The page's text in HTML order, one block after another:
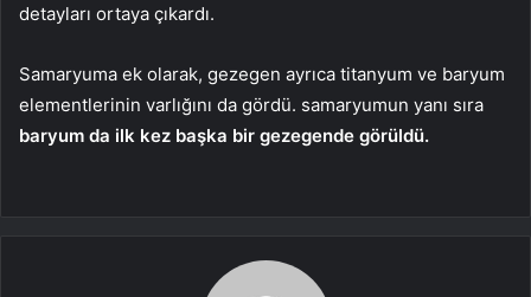
detayları ortaya çıkardı.
Samaryuma ek olarak, gezegen ayrıca titanyum ve baryum
elementlerinin varlığını da gördü. samaryumun yanı sıra
baryum da ilk kez başka bir gezegende görüldü.